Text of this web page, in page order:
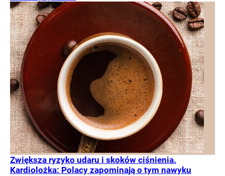
Zwiększa ryzyko udaru i skoków ciśnienia.
Kardiolożka: Polacy zapominają o tym nawyku